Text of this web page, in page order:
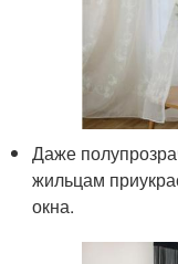
Даже
жильцам
окна.